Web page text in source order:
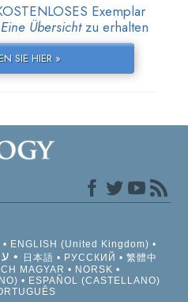
Exemplar
Übersichtzu erhalten
SIE HIER »
ENGLISH (United Kingdom)
日本語 РУССКИЙ
繁體中
MAGYAR
NORSK
ESPAÑOL (CASTELLANO)